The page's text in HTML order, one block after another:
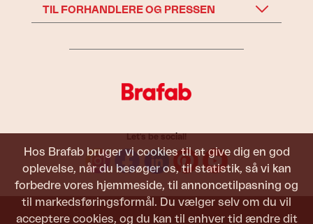
Hos Brafab bruger vi cookies til at give dig en god
oplevelse, når du besøger os, til statistik, så vi kan
forbedre vores hjemmeside, til annoncetilpasning og
til markedsføringsformål. Du vælger selv om du vil
acceptere cookies, og du kan til enhver tid ændre dit
TIL FORHANDLERE OG PRESSEN
Let's be social!